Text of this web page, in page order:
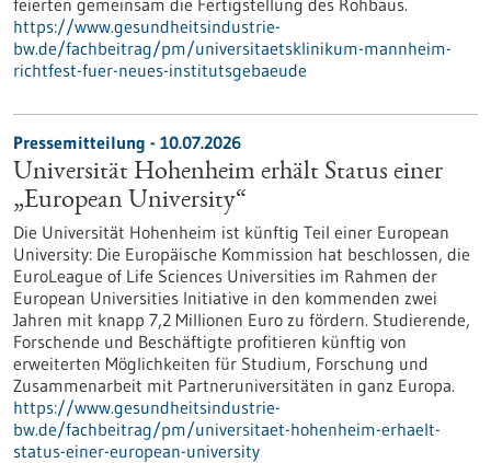
feierten gemeinsam die Fertigstellung des Rohbaus.
https://www.gesundheitsindustrie-
bw.de/fachbeitrag/pm/universitaetsklinikum-mannheim-
richtfest-fuer-neues-institutsgebaeude
Pressemitteilung - 10.07.2026
Universität Hohenheim erhält Status einer
„European University“
Die Universität Hohenheim ist künftig Teil einer European
University: Die Europäische Kommission hat beschlossen, die
EuroLeague of Life Sciences Universities im Rahmen der
European Universities Initiative in den kommenden zwei
Jahren mit knapp 7,2 Millionen Euro zu fördern. Studierende,
Forschende und Beschäftigte profitieren künftig von
erweiterten Möglichkeiten für Studium, Forschung und
Zusammenarbeit mit Partneruniversitäten in ganz Europa.
https://www.gesundheitsindustrie-
bw.de/fachbeitrag/pm/universitaet-hohenheim-erhaelt-
status-einer-european-university